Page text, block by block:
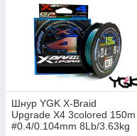
Шнур YGK X-Braid
Upgrade X4 3colored 150m
#0.4/0.104mm 8Lb/3.63kg